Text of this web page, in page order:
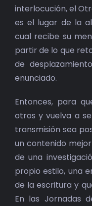
interlocución, el
es el lugar de la
cual recibe su
partir de lo que
de
enunciado.
Entonces, para
otros y vuelva a
transmisión sea
un contenido
de una
propio estilo, una
de la escritura y
En las Jornadas